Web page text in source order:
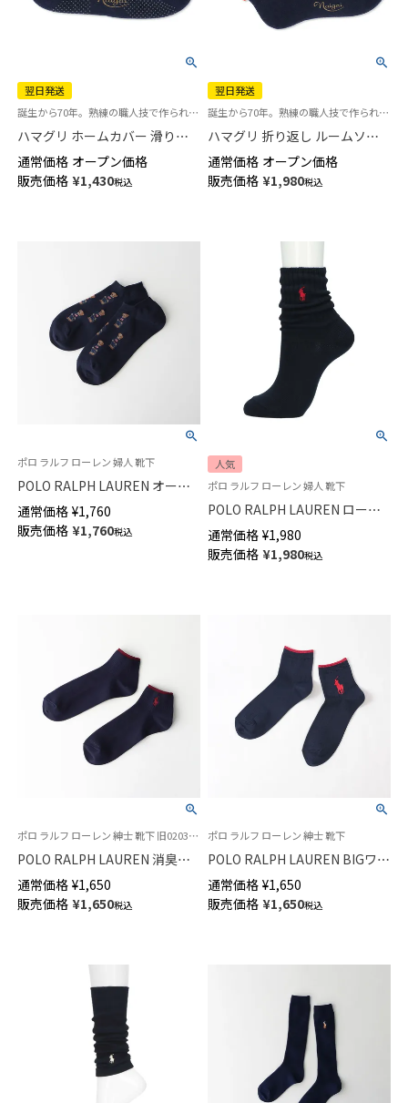
翌日発送
誕生から70年。熟練の職人技で作られた逸品 パイルソックス 冷えとり ルームソックス
ハマグリ ホームカバー 滑り止
め付き 室内用靴下 ルームソッ
クス レディース 【365日最短翌
日発送】03002211
通常価格 オープン価格
販売価格 ¥1,430税込
翌日発送
誕生から70年。熟練の職人技で作られた逸品「ハマグリ」パイルソックス 冷えとり靴下
ハマグリ 折り返し ルームソッ
クス ホームカバー 室内用 【365
日最短翌日発送】03002220
通常価格 オープン価格
販売価格 ¥1,980税込
ポロ ラルフ ローレン 婦人 靴下
POLO RALPH LAUREN オーガ
ニックコットン混 フラッグミニ
ベア総柄 ポロベア スニーカー
丈 ソックス レディース
通常価格 ¥1,760
販売価格 ¥1,760税込
人気
ポロ ラルフ ローレン 婦人 靴下
POLO RALPH LAUREN ローゲ
ージ クルー丈 ソックス レディ
ース 日本製 03207538
通常価格 ¥1,980
販売価格 ¥1,980税込
ポロ ラルフ ローレン 紳士 靴下 旧02032110
POLO RALPH LAUREN 消臭加
工 ワンポイント刺繍 リブ ショ
ート丈 メンズ ソックス【23-
25cm】 【25-27cm】【27-29cm】
通常価格 ¥1,650
販売価格 ¥1,650税込
ポロ ラルフ ローレン 紳士 靴下
POLO RALPH LAUREN BIGワン
ポイントロゴ ショート丈 ソッ
クス メンズ【25-27cm】【27-
29cm】02022202
通常価格 ¥1,650
販売価格 ¥1,650税込